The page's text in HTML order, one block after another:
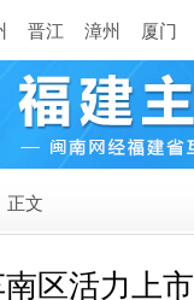
晋江 漳州 厦门
正文
区活力上市